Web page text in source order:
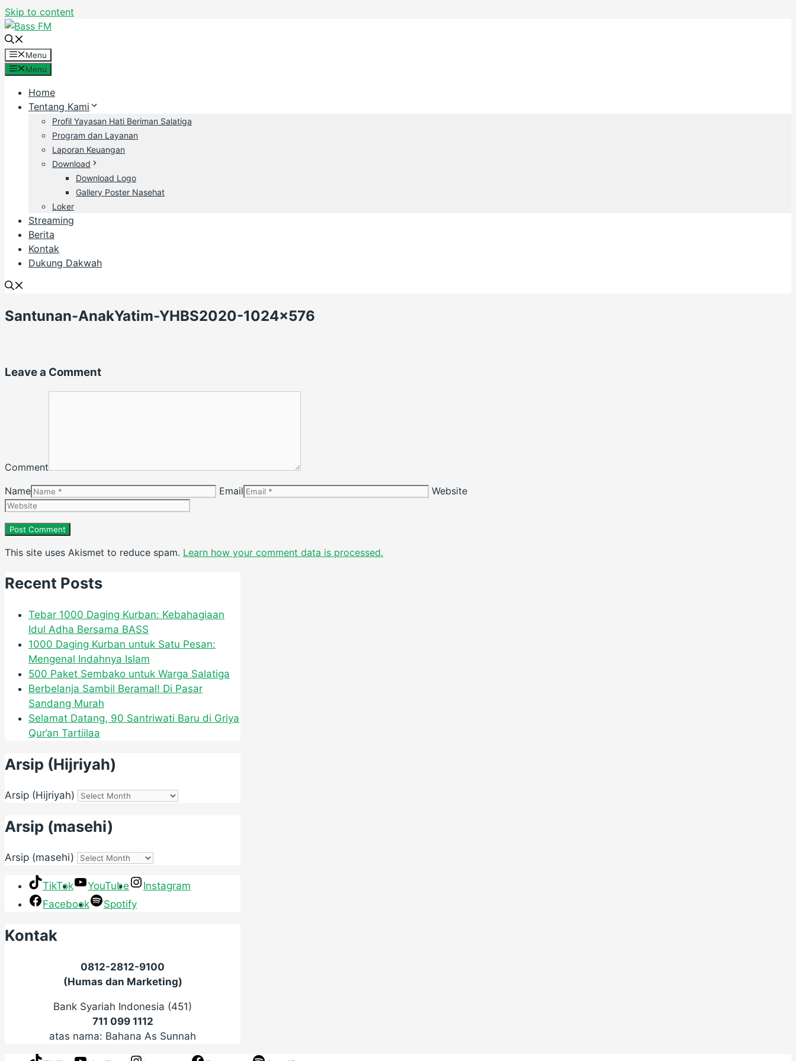
Skip to content
Menu
Menu
Home
Tentang Kami
Profil Yayasan Hati Beriman Salatiga
Program dan Layanan
Laporan Keuangan
Download
Download Logo
Gallery Poster Nasehat
Loker
Streaming
Berita
Kontak
Dukung Dakwah
Santunan-AnakYatim-YHBS2020-1024×576
Leave a Comment
Comment
Name
Email Website
This site uses Akismet to reduce spam. Learn how your comment data is processed.
Recent Posts
Tebar 1000 Daging Kurban: Kebahagiaan
Idul Adha Bersama BASS
1000 Daging Kurban untuk Satu Pesan:
Mengenal Indahnya Islam
500 Paket Sembako untuk Warga Salatiga
Berbelanja Sambil Beramal! Di Pasar
Sandang Murah
Selamat Datang, 90 Santriwati Baru di Griya
Qur’an Tartiilaa
Arsip (Hijriyah)
Arsip (Hijriyah)
Arsip (masehi)
Arsip (masehi)
TikTok YouTube
Instagram
Facebook
Spotify
Kontak
0812-2812-9100
(Humas dan Marketing)
Bank Syariah Indonesia (451)
711 099 1112
atas nama: Bahana As Sunnah